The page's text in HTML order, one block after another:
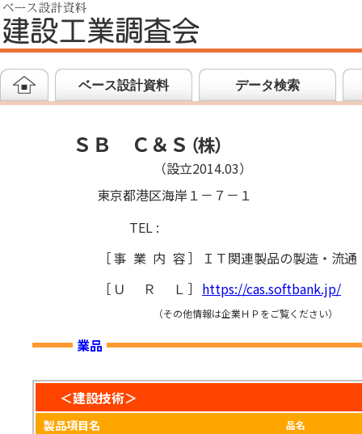
ベース設計資料 データ検索
ＳＢ Ｃ＆Ｓ（株）
（設立2014.03）
東京都港区海岸１－７－１
TEL :
［事業内容］
ＩＴ関連製品の製造・流
［ ＵＲＬ ］ https://cas.softbank.jp/
（その他情報は企業ＨＰをご覧ください）
業品
＜建設技術＞
製品項目名 品名